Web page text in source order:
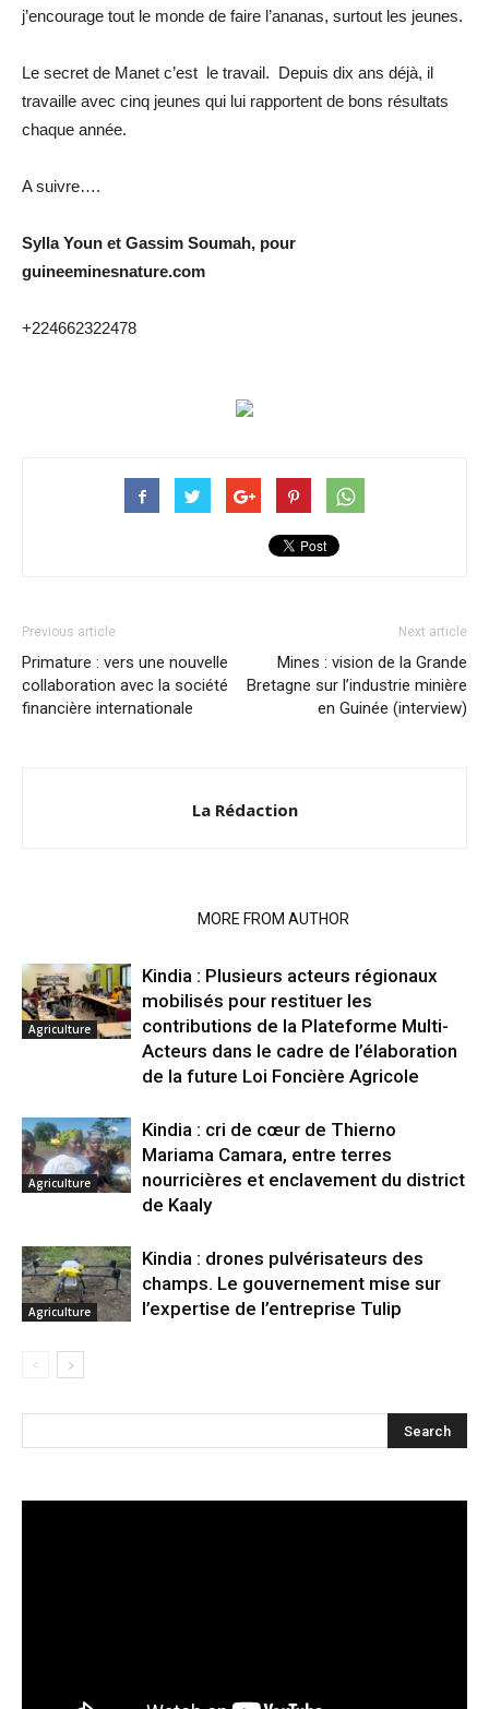
j’encourage tout le monde de faire l’ananas, surtout les jeunes.
Le secret de Manet c’est le travail. Depuis dix ans déjà, il
travaille avec cinq jeunes qui lui rapportent de bons résultats
chaque année.
A suivre….
Sylla Youn et Gassim Soumah, pour
guineeminesnature.com
+224662322478
Previous article
Primature : vers une nouvelle
collaboration avec la société
financière internationale
Next article
Mines : vision de la Grande
Bretagne sur l’industrie minière
en Guinée (interview)
La Rédaction
MORE FROM AUTHOR
Agriculture
Kindia : Plusieurs acteurs régionaux
mobilisés pour restituer les
contributions de la Plateforme Multi-
Acteurs dans le cadre de l’élaboration
de la future Loi Foncière Agricole
Agriculture
Kindia : cri de cœur de Thierno
Mariama Camara, entre terres
nourricières et enclavement du district
de Kaaly
Agriculture
Kindia : drones pulvérisateurs des
champs. Le gouvernement mise sur
l’expertise de l’entreprise Tulip